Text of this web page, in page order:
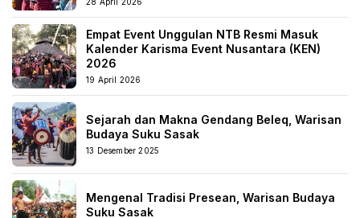
Empat Event Unggulan NTB Resmi Masuk
Kalender Karisma Event Nusantara (KEN)
2026
19 April 2026
Sejarah dan Makna Gendang Beleq, Warisan
Budaya Suku Sasak
13 Desember 2025
Mengenal Tradisi Presean, Warisan Budaya
Suku Sasak